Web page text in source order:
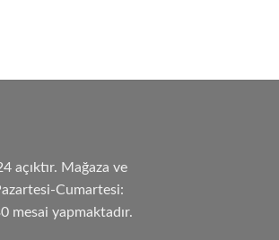
açıktır. Mağaza ve
Cumartesi:
mesai yapmaktadır.